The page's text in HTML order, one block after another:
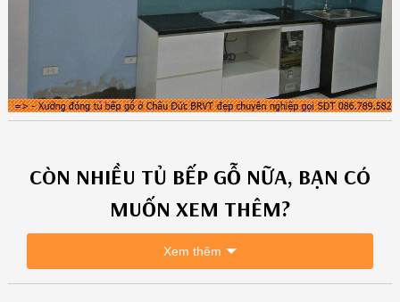
CÒN NHIỀU TỦ BẾP GỖ NỮA, BẠN CÓ
MUỐN XEM THÊM?
Xem thêm